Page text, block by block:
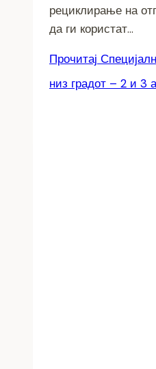
рециклирање на
да ги користат…
Прочитај
низ градот – 2 и 3